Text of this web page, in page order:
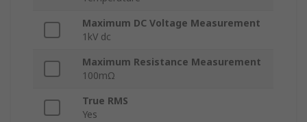
Maximum DC Voltage Measurement
1kV dc
Maximum Resistance Measurement
100mΩ
True RMS
Yes